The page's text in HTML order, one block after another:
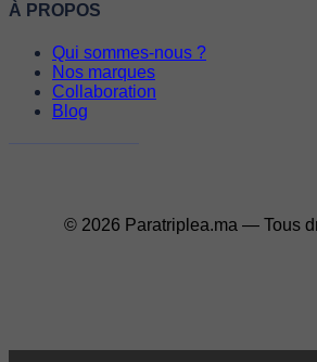
À PROPOS
Qui sommes-nous ?
Nos marques
Collaboration
Blog
© 2026 Paratriplea.ma — Tous